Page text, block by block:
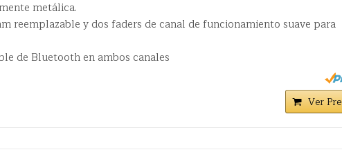
metálica.
reemplazable y dos faders de canal de funcionamiento suave para
de Bluetooth en ambos canales
Ver